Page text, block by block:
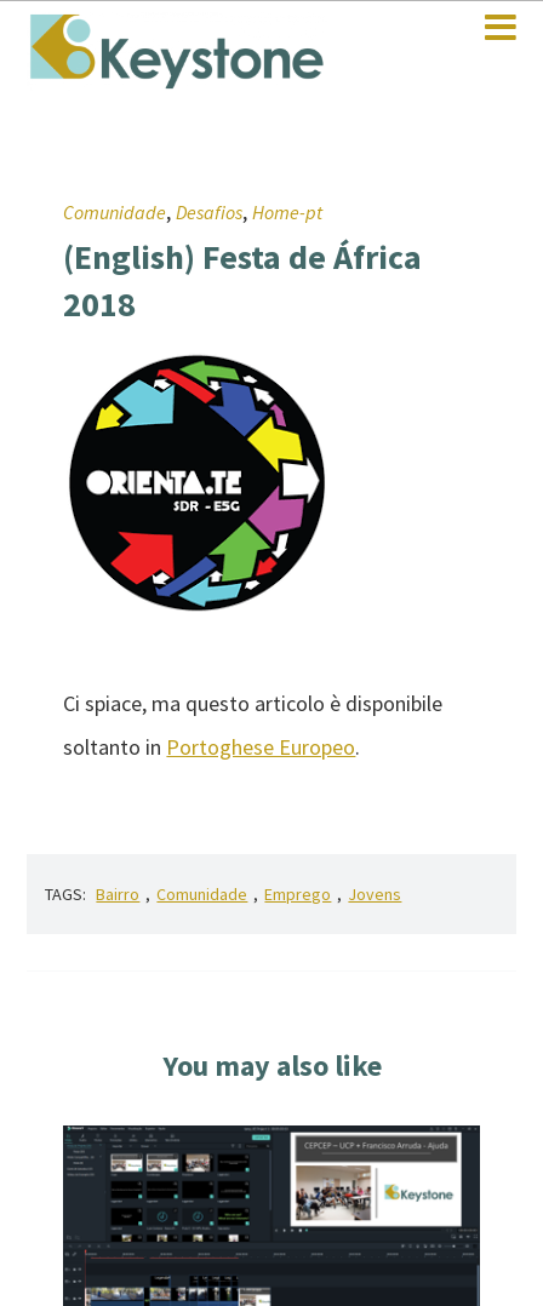
Comunidade,Desafios,Home-pt
(English) Festa de África
2018
Ci spiace, ma questo articolo è disponibile
soltanto in Portoghese Europeo.
TAGS: Bairro , Comunidade , Emprego , Jovens
You may also like